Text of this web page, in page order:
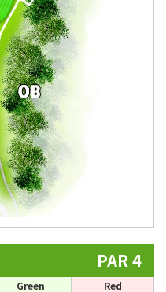
PAR 4
Green Red